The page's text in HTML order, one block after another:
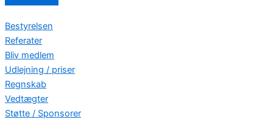
Bestyrelsen
Referater
Bliv medlem
Udlejning / priser
Regnskab
Vedtægter
Støtte / Sponsorer